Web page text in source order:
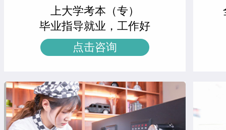
上大学考本（专）
毕业指导就业，工作好
点击咨询
西点综合班
西点烘焙班
精品咖啡创就业班 9人
爆款饮品创就业班 15人
黄慧玲
张丽敏 经典西点专业
赵晴晴 时尚西点专业